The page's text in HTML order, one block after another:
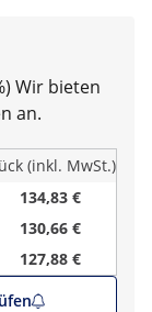
Wir bieten
an.
(inkl. MwSt.)
134,83 €
130,66 €
127,88 €